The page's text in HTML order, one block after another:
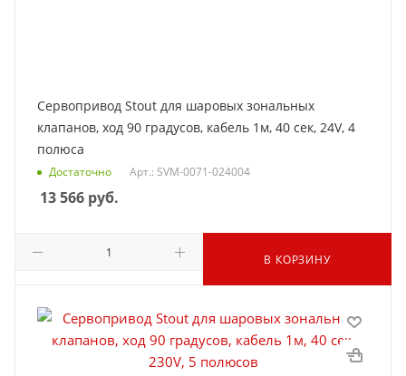
Сервопривод Stout для шаровых зональных
клапанов, ход 90 градусов, кабель 1м, 40 сек, 24V, 4
полюса
Достаточно Арт.: SVM-0071-024004
13 566 руб.
В КОРЗИНУ